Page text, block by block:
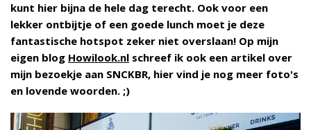
kunt hier bijna de hele dag terecht. Ook voor een
lekker ontbijtje of een goede lunch moet je deze
fantastische hotspot zeker niet overslaan! Op mijn
eigen blog Howilook.nl schreef ik ook een artikel over
mijn bezoekje aan SNCKBR, hier vind je nog meer foto's
en lovende woorden. ;)